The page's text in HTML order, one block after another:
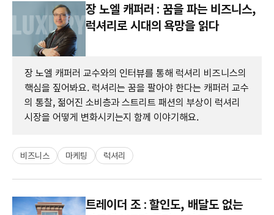
장 노엘 캐퍼러 : 꿈을 파는 비즈니스,
럭셔리로 시대의 욕망을 읽다
장 노엘 캐퍼러 교수와의 인터뷰를 통해 럭셔리 비즈니스의
핵심을 짚어봐요. 럭셔리는 꿈을 팔아야 한다는 캐퍼러 교수
의 통찰, 젊어진 소비층과 스트리트 패션의 부상이 럭셔리
시장을 어떻게 변화시키는지 함께 이야기해요.
비즈니스 마케팅 럭셔리
트레이더 조 : 할인도, 배달도 없는